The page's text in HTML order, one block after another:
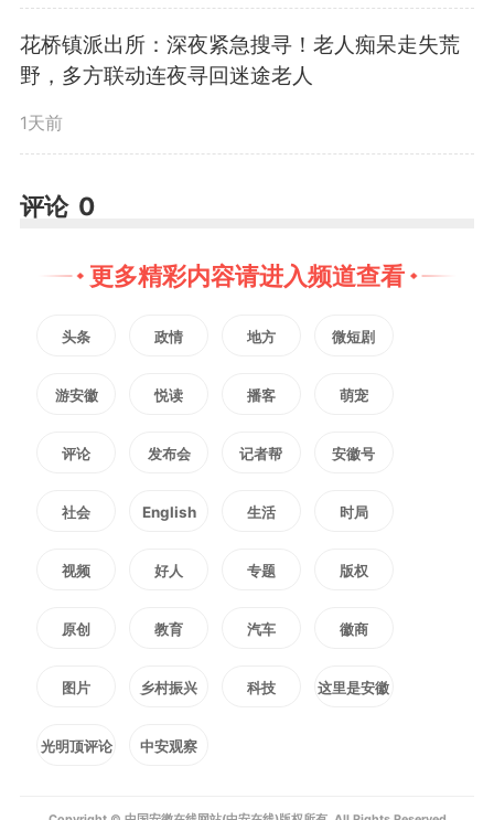
提效，坚决扛起省域副中心和经济
大市的责任担当。
宁波强调，二季度是承上启下
全力抓好汽车产业链延伸突破和算
力产业链培育突破，加快推进服务
业扩能提质，多措并举扩投资促消
费，着力稳定外贸外资，持续增强
发展活力动力。要加强工作统筹，
扎实做好民生保障，抓好突出生态
环境问题整改，有效防范化解重点
花桥镇派出所：深夜紧急搜寻！老人痴呆走失荒
野，多方联动连夜寻回迷途老人
1天前
评论 0
更多精彩内容请进入频道查看
头条 政情 地方 微短剧
游安徽 悦读 播客 萌宠
评论 发布会 记者帮 安徽号
社会 English 生活 时局
视频 好人 专题 版权
原创 教育 汽车 徽商
图片 乡村振兴 科技 这里是安徽
光明顶评论 中安观察